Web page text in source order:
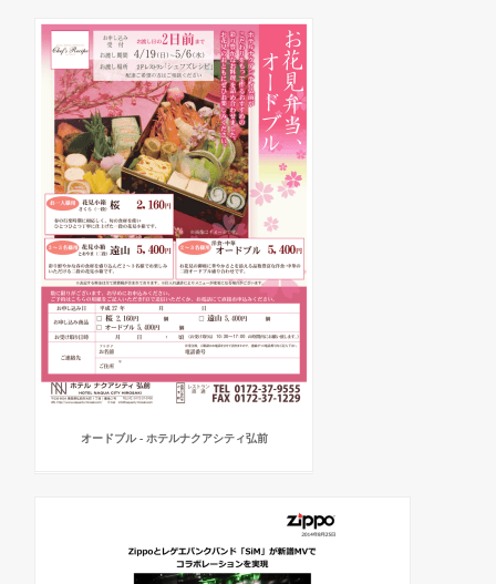
オードブル - ホテルナクアシティ弘前